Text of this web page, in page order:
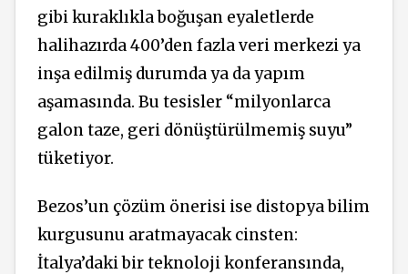
gibi kuraklıkla boğuşan eyaletlerde
halihazırda 400’den fazla veri merkezi ya
inşa edilmiş durumda ya da yapım
aşamasında. Bu tesisler “milyonlarca
galon taze, geri dönüştürülmemiş suyu”
tüketiyor.
Bezos’un çözüm önerisi ise distopya bilim
kurgusunu aratmayacak cinsten:
İtalya’daki bir teknoloji konferansında,